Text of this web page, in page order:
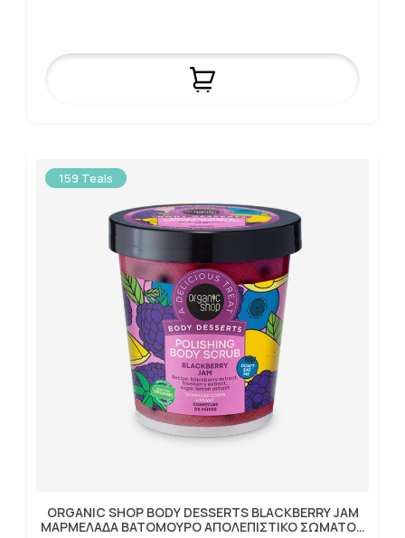
159 Teals
ORGANIC SHOP BODY DESSERTS BLACKBERRY JAM
ΜΑΡΜΕΛΑΔΑ ΒΑΤΟΜΟΥΡΟ ΑΠΟΛΕΠΙΣΤΙΚΟ ΣΩΜΑΤΟΣ